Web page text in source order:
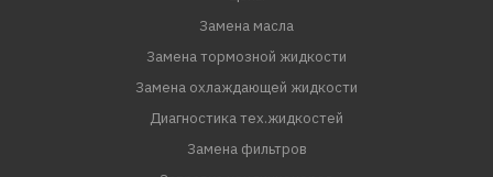
Замена масла
Замена тормозной жидкости
Замена охлаждающей жидкости
Диагностика тех.жидкостей
Замена фильтров